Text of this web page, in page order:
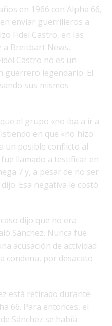
en 1966 con Alpha 66,
enviar guerrilleros a
Fidel Castro, en las
a Breitbart News,
Castro no es un
guerrero legendario. El
sus mismos
el grupo «no iba a ir a
en que «no hizo
un posible conflicto al
llamado a testificar en
7 y, a pesar de no ser
Esa negativa le costó
dijo que no era
Sánchez. Nunca fue
acusación de actividad
condena, por desacato
está retirado durante
66. Para entonces, el
Sánchez se había